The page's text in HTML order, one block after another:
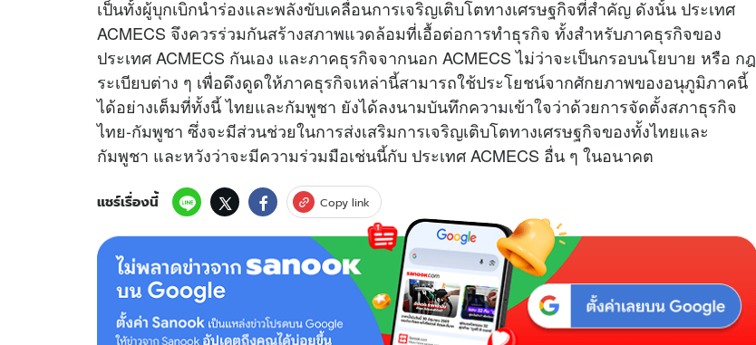
เป็นทั้งผู้บุกเบิกนำร่องและพลังขับเคลื่อนการเจริญเติบโตทางเศรษฐกิจที่สำคัญ ดังนั้น ประเทศ
ACMECS จึงควรร่วมกันสร้างสภาพแวดล้อมที่เอื้อต่อการทำธุรกิจ ทั้งสำหรับภาคธุรกิจของ
ประเทศ ACMECS กันเอง และภาคธุรกิจจากนอก ACMECS ไม่ว่าจะเป็นกรอบนโยบาย หรือ กฎ
ระเบียบต่าง ๆ เพื่อดึงดูดให้ภาคธุรกิจเหล่านี้สามารถใช้ประโยชน์จากศักยภาพของอนุภูมิภาคนี้
ได้อย่างเต็มที่ทั้งนี้ ไทยและกัมพูชา ยังได้ลงนามบันทึกความเข้าใจว่าด้วยการจัดตั้งสภาธุรกิจ
ไทย-กัมพูชา ซึ่งจะมีส่วนช่วยในการส่งเสริมการเจริญเติบโตทางเศรษฐกิจของทั้งไทยและ
กัมพูชา และหวังว่าจะมีความร่วมมือเช่นนี้กับ ประเทศ ACMECS อื่น ๆ ในอนาคต
แชร์เรื่องนี้ Copy link